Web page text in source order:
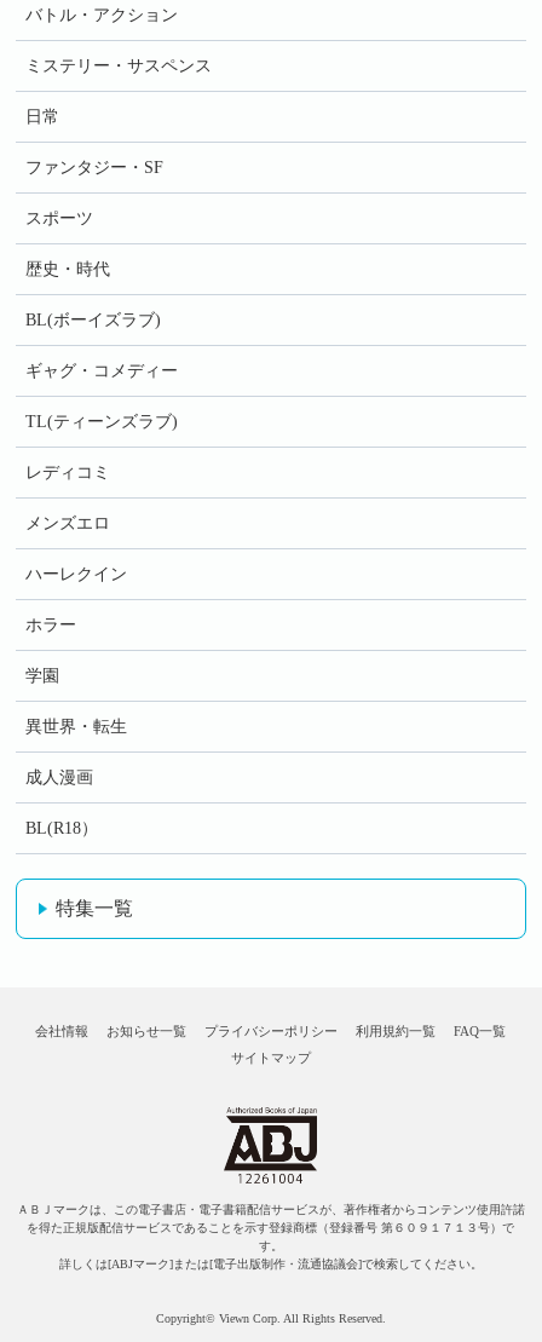
バトル・アクション
ミステリー・サスペンス
日常
ファンタジー・SF
スポーツ
歴史・時代
BL(ボーイズラブ)
ギャグ・コメディー
TL(ティーンズラブ)
レディコミ
メンズエロ
ハーレクイン
ホラー
学園
異世界・転生
成人漫画
BL(R18）
特集一覧
会社情報 お知らせ一覧 プライバシーポリシー 利用規約一覧
FAQ一覧
サイトマップ
ＡＢＪマークは、この電子書店・電子書籍配信サービスが、著作権者からコンテンツ使用許諾
を得た正規版配信サービスであることを示す登録商標（登録番号 第６０９１７１３号）で
す。
詳しくは[ABJマーク]または[電子出版制作・流通協議会]で検索してください。
Copyright© Viewn Corp. All Rights Reserved.